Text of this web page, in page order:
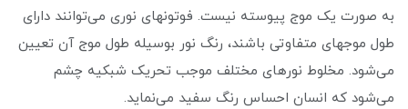
به صورت یک موج پیوسته نیست. فوتونهای نوری می‌توانند دارای
طول موجهای متفاوتی باشند، رنگ نور بوسیله طول موج آن تعیین
می‌شود. مخلوط نورهای مختلف موجب تحریک شبکیه چشم
می‌شود که انسان احساس رنگ سفید می‌نماید.